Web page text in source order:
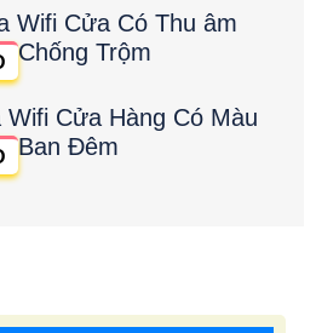
Wifi Cửa Có Thu âm
Chống Trộm
Wifi Cửa Hàng Có Màu
Ban Đêm